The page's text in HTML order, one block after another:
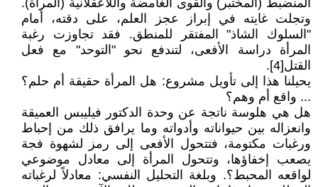
المنضبط (المختبر) والقوى الغامضة واللاعقلانية (المرأة).
وتجلت غايته في إبراز عجز العلم، على دقته، أمام
"السلوك الشاذ" المفتقر للمنطق. فقد تجاوزت رغبة
المرأة دراسة الأفعى، لتندفع نحو "التوحد" مع فعل
القتل[4].
يحيلنا هذا إلى تأويل مشروع: هل المرأة حقيقة أم حلم؟
... واقع أم وهم؟
هل هي هلوسة ناتجة عن وحدة الدكتور فيليبس العميقة
وانعزاله بين حيواناته وأدواته وما يرافق ذلك من إحباط
ورغبات مكتومة، فتتحول الأفعى إلى رمز لشهوة فجة
يصعب إخفاؤها، وتتحول المرأة إلى معادل موضوعي
لواقعه المحبط؟. وبلغة التحليل النفسي: معادلاً لرغباته